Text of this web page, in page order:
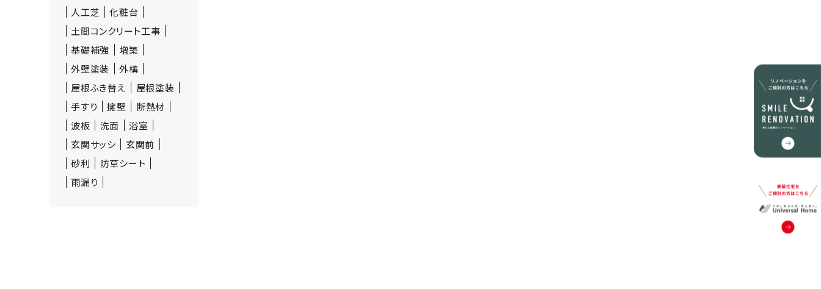
人工芝
化粧台
土間コンクリート工事
基礎補強
増築
外壁塗装
外構
屋根ふき替え
屋根塗装
手すり
擁壁
断熱材
波板
洗面
浴室
玄関サッシ
玄関前
砂利
防草シート
雨漏り